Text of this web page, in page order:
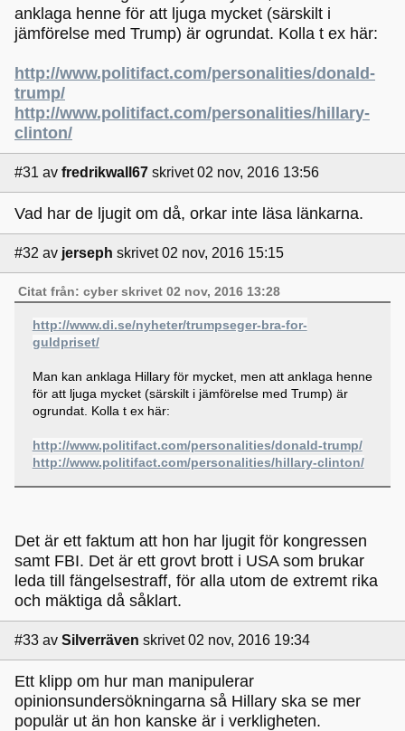
anklaga henne för att ljuga mycket (särskilt i
jämförelse med Trump) är ogrundat. Kolla t ex här:
http://www.politifact.com/personalities/donald-
trump/
http://www.politifact.com/personalities/hillary-
clinton/
#31 av fredrikwall67 skrivet 02 nov, 2016 13:56
Vad har de ljugit om då, orkar inte läsa länkarna.
#32 av jerseph skrivet 02 nov, 2016 15:15
Citat från: cyber skrivet 02 nov, 2016 13:28
http://www.di.se/nyheter/trumpseger-bra-for-
guldpriset/
Man kan anklaga Hillary för mycket, men att anklaga henne
för att ljuga mycket (särskilt i jämförelse med Trump) är
ogrundat. Kolla t ex här:
http://www.politifact.com/personalities/donald-trump/
http://www.politifact.com/personalities/hillary-clinton/
Det är ett faktum att hon har ljugit för kongressen
samt FBI. Det är ett grovt brott i USA som brukar
leda till fängelsestraff, för alla utom de extremt rika
och mäktiga då såklart.
#33 av Silverräven skrivet 02 nov, 2016 19:34
Ett klipp om hur man manipulerar
opinionsundersökningarna så Hillary ska se mer
populär ut än hon kanske är i verkligheten.